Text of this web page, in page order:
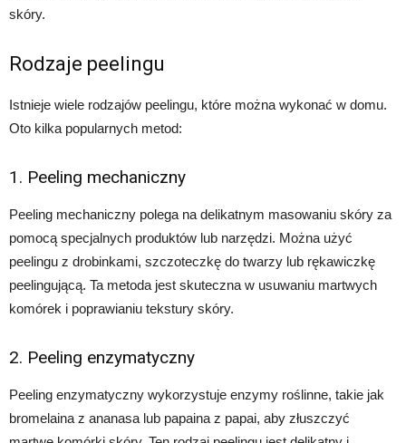
skóry.
Rodzaje peelingu
Istnieje wiele rodzajów peelingu, które można wykonać w domu.
Oto kilka popularnych metod:
1. Peeling mechaniczny
Peeling mechaniczny polega na delikatnym masowaniu skóry za
pomocą specjalnych produktów lub narzędzi. Można użyć
peelingu z drobinkami, szczoteczkę do twarzy lub rękawiczkę
peelingującą. Ta metoda jest skuteczna w usuwaniu martwych
komórek i poprawianiu tekstury skóry.
2. Peeling enzymatyczny
Peeling enzymatyczny wykorzystuje enzymy roślinne, takie jak
bromelaina z ananasa lub papaina z papai, aby złuszczyć